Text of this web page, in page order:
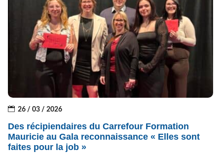
26 / 03 / 2026
Des récipiendaires du Carrefour Formation
Mauricie au Gala reconnaissance « Elles sont
faites pour la job »